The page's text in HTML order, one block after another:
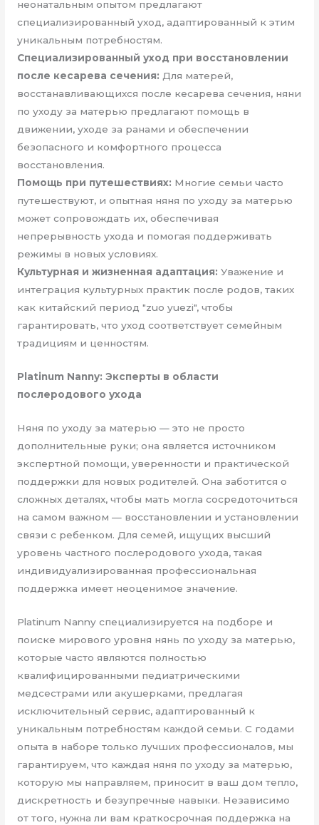
неонатальным опытом предлагают
специализированный уход, адаптированный к этим
уникальным потребностям.
Специализированный уход при восстановлении
после кесарева сечения: Для матерей,
восстанавливающихся после кесарева сечения, няни
по уходу за матерью предлагают помощь в
движении, уходе за ранами и обеспечении
безопасного и комфортного процесса
восстановления.
Помощь при путешествиях: Многие семьи часто
путешествуют, и опытная няня по уходу за матерью
может сопровождать их, обеспечивая
непрерывность ухода и помогая поддерживать
режимы в новых условиях.
Культурная и жизненная адаптация: Уважение и
интеграция культурных практик после родов, таких
как китайский период "zuo yuezi", чтобы
гарантировать, что уход соответствует семейным
традициям и ценностям.
Platinum Nanny: Эксперты в области
послеродового ухода
Няня по уходу за матерью — это не просто
дополнительные руки; она является источником
экспертной помощи, уверенности и практической
поддержки для новых родителей. Она заботится о
сложных деталях, чтобы мать могла сосредоточиться
на самом важном — восстановлении и установлении
связи с ребенком. Для семей, ищущих высший
уровень частного послеродового ухода, такая
индивидуализированная профессиональная
поддержка имеет неоценимое значение.
Platinum Nanny специализируется на подборе и
поиске мирового уровня нянь по уходу за матерью,
которые часто являются полностью
квалифицированными педиатрическими
медсестрами или акушерками, предлагая
исключительный сервис, адаптированный к
уникальным потребностям каждой семьи. С годами
опыта в наборе только лучших профессионалов, мы
гарантируем, что каждая няня по уходу за матерью,
которую мы направляем, приносит в ваш дом тепло,
дискретность и безупречные навыки. Независимо
от того, нужна ли вам краткосрочная поддержка на